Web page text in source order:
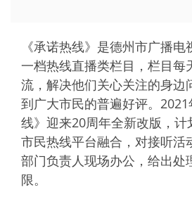
《承诺热线》是德州市广播
一档热线直播类栏目，栏目每
流，解决他们关心关注的身边
到广大市民的普遍好评。
线》迎来20周年全新改版，
市民热线平台融合，对接听活
部门负责人现场办公，给出处
限。